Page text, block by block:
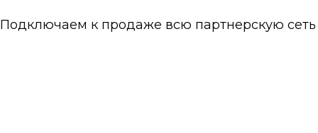
Подключаем к продаже всю партнерскую сеть